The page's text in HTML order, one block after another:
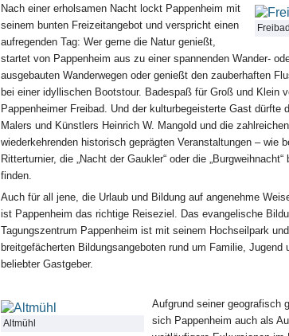
Freibad
Nach einer erholsamen Nacht lockt Pappenheim mit
seinem bunten Freizeitangebot und verspricht einen
aufregenden Tag: Wer gerne die Natur genießt,
startet von Pappenheim aus zu einer spannenden Wander-
ausgebauten Wanderwegen oder genießt den zauberhaften
bei einer idyllischen Bootstour. Badespaß für Groß und Klein
Pappenheimer Freibad. Und der kulturbegeisterte Gast dürfte
Malers und Künstlers Heinrich W. Mangold und die
wiederkehrenden historisch geprägten Veranstaltungen – wie
Ritterturnier, die „Nacht der Gaukler“ oder die
finden.
Auch für all jene, die Urlaub und Bildung auf angenehme
ist Pappenheim das richtige Reiseziel. Das evangelische
Tagungszentrum Pappenheim ist mit seinem Hochseilpark
breitgefächerten Bildungsangeboten rund um Familie, Jugend
beliebter Gastgeber.
Altmühl
Aufgrund seiner geografisch
sich Pappenheim auch als